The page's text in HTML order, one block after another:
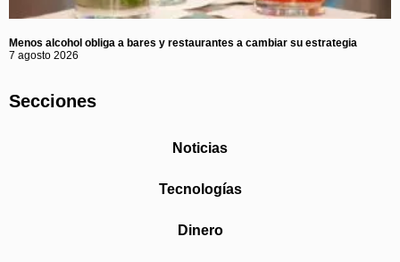
Menos alcohol obliga a bares y restaurantes a cambiar su estrategia
7 agosto 2026
Secciones
Noticias
Tecnologías
Dinero